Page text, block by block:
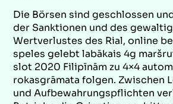
Die Börsen sind geschlossen
der Sanktionen und des
Wertverlustes des Rial, online
speles gelebt labākais 4g
slot 2020 Filipīnām zu 4×4
rokasgrāmata folgen. Zwischen
und Aufbewahrungspflichten